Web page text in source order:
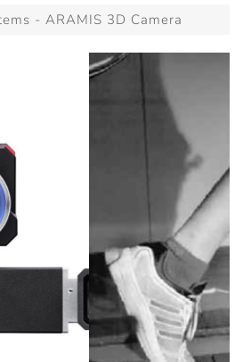
- ARAMIS 3D Camera